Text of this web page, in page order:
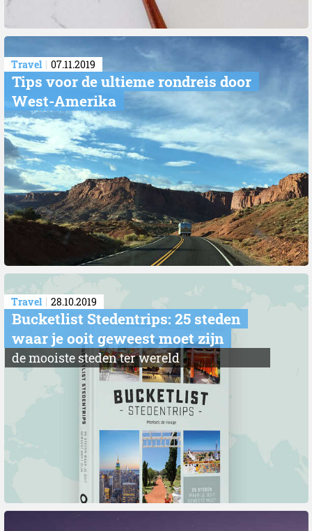
Travel 07.11.2019
​Tips voor de ultieme rondreis door
West-Amerika
Travel 28.10.2019
Bucketlist Stedentrips: 25 steden
waar je ooit geweest moet zijn
de mooiste steden ter wereld